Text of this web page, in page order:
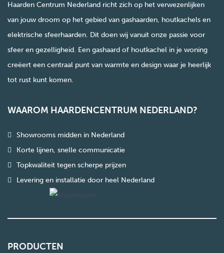
Haarden Centrum Nederland richt zich op het verwezenlijken
van jouw droom op het gebied van gashaarden, houtkachels en
elektrische sfeerhaarden. Dit doen wij vanuit onze passie voor
sfeer en gezelligheid. Een gashaard of houtkachel in je woning
creëert een centraal punt van warmte en design waar je heerlijk
tot rust kunt komen.
WAAROM HAARDENCENTRUM NEDERLAND?
Showrooms midden in Nederland
Korte lijnen, snelle communicatie
Topkwaliteit tegen scherpe prijzen
Levering en installatie door heel Nederland
PRODUCTEN